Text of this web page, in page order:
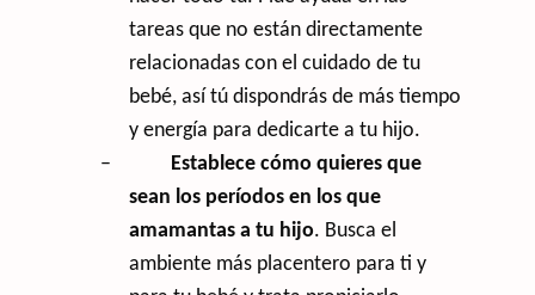
tareas que no están directamente
relacionadas con el cuidado de tu
bebé, así tú dispondrás de más tiempo
y energía para dedicarte a tu hijo.
–
Establece cómo quieres que
sean los períodos en los que
amamantas a tu hijo. Busca el
ambiente más placentero para ti y